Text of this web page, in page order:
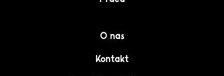
O nas
Kontakt